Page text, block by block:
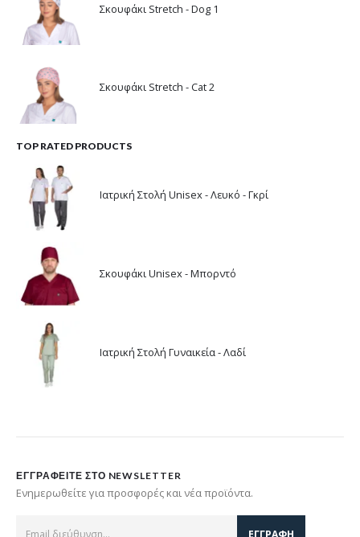
Σκουφάκι Stretch - Dog 1
Σκουφάκι Stretch - Cat 2
TOP RATED PRODUCTS
Ιατρική Στολή Unisex - Λευκό - Γκρί
Σκουφάκι Unisex - Μπορντό
Ιατρική Στολή Γυναικεία - Λαδί
ΕΓΓΡΑΦΕΊΤΕ ΣΤΟ NEWSLETTER
Ενημερωθείτε για προσφορές και νέα προϊόντα.